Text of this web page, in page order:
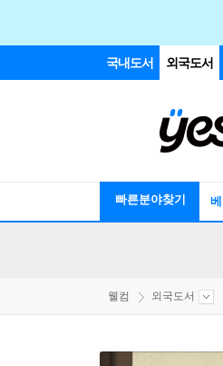
국내도서 외국도서
빠른분야찾기
웰컴 외국도서